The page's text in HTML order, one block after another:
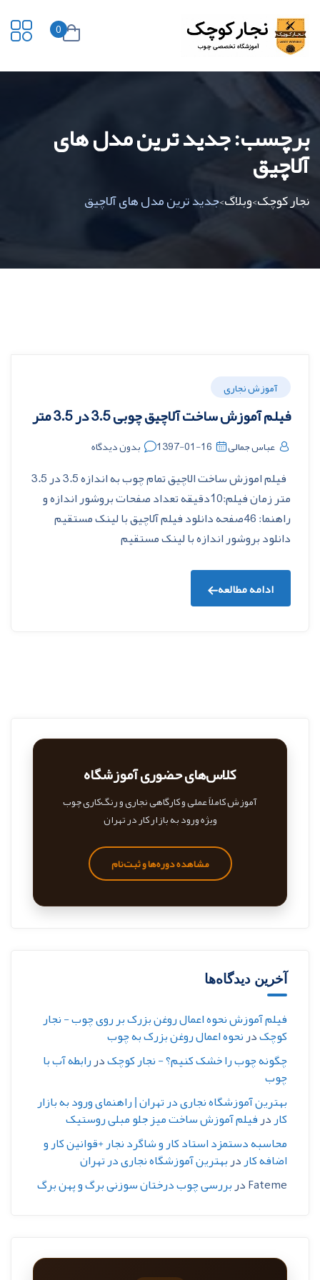
0
برچسب:جدید ترین مدل های
آلاچیق
نجار کوچک>وبلاگ>جدید ترین مدل های آلاچیق
آموزش نجاری
فیلم آموزش ساخت آلاچیق چوبی 3.5 در 3.5 متر
عباس جمالی 1397-01-16 بدون دیدگاه
فیلم اموزش ساخت الاچیق تمام چوب به اندازه 3.5 در 3.5
متر زمان فیلم:10دقیقه تعداد صفحات بروشور اندازه و
راهنما: 46صفحه دانلود فیلم آلاچیق با لینک مستقیم
دانلود بروشور اندازه با لینک مستقیم
ادامه مطالعه
کلاس‌های حضوری آموزشگاه
آموزش کاملاً عملی و کارگاهی نجاری و رنگ‌کاری چوب
ویژه ورود به بازار کار در تهران
مشاهده دوره‌ها و ثبت‌نام
آخرین دیدگاه‌ها
فیلم آموزش نحوه اعمال روغن بزرک بر روی چوب - نجار
کوچکدرنحوه اعمال روغن بزرک به چوب
چگونه چوب را خشک کنیم؟ - نجار کوچکدررابطه آب با
چوب
بهترین آموزشگاه نجاری در تهران | راهنمای ورود به بازار
کاردرفیلم آموزش ساخت میز جلو مبلی روستیک
محاسبه دستمزد استاد کار و شاگرد نجار +قوانین کار و
اضافه کاردربهترین آموزشگاه نجاری در تهران
Fatemeدربررسی چوب درختان سوزنی برگ و پهن برگ